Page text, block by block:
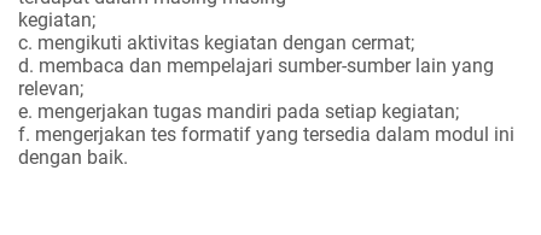
kegiatan;
c. mengikuti aktivitas kegiatan dengan cermat;
d. membaca dan mempelajari sumber-sumber lain yang
relevan;
e. mengerjakan tugas mandiri pada setiap kegiatan;
f. mengerjakan tes formatif yang tersedia dalam modul ini
dengan baik.